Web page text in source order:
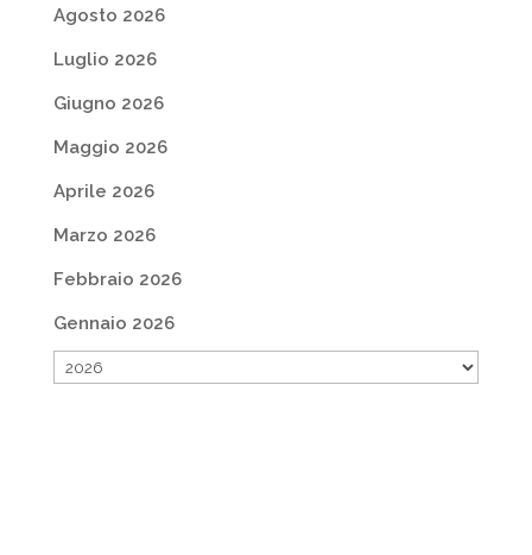
Agosto 2026
Luglio 2026
Giugno 2026
Maggio 2026
Aprile 2026
Marzo 2026
Febbraio 2026
Gennaio 2026